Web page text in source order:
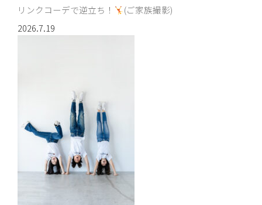
リンクコーデで逆立ち！
(ご家族撮影)
2026.7.19